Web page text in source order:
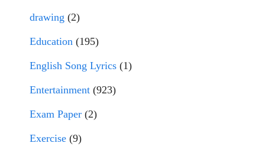
drawing (2)
Education (195)
English Song Lyrics (1)
Entertainment (923)
Exam Paper (2)
Exercise (9)